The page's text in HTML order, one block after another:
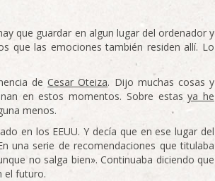
que guardar en algun lugar del ordenador y
que las emociones también residen allí. Lo
deCesar Oteiza. Dijo muchas cosas y
en estos momentos. Sobre estasya he
menos.
en los EEUU. Y decía que en ese lugar del
una serie de recomendaciones que titulaba
no salga bien». Continuaba diciendo que
el futuro.